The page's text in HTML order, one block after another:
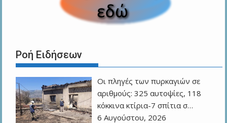
Ροή Ειδήσεων
Οι πληγές των πυρκαγιών σε
αριθμούς: 325 αυτοψίες, 118
κόκκινα κτίρια-7 σπίτια σ…
6 Αυγούστου, 2026